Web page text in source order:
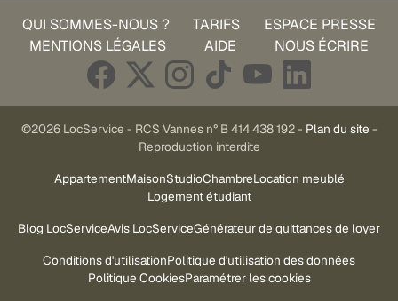
QUI SOMMES-NOUS ? TARIFS
ESPACE PRESSE
MENTIONS LÉGALES
AIDE NOUS ÉCRIRE
©2026 LocService - RCS Vannes n° B 414 438 192 - Plan du site -
Reproduction interdite
AppartementMaisonStudioChambreLocation meublé
Logement étudiant
Blog LocServiceAvis LocServiceGénérateur de quittances de loyer
Conditions d'utilisationPolitique d'utilisation des données
Politique CookiesParamétrer les cookies